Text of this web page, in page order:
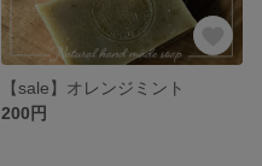
【sale】オレンジミント
200円